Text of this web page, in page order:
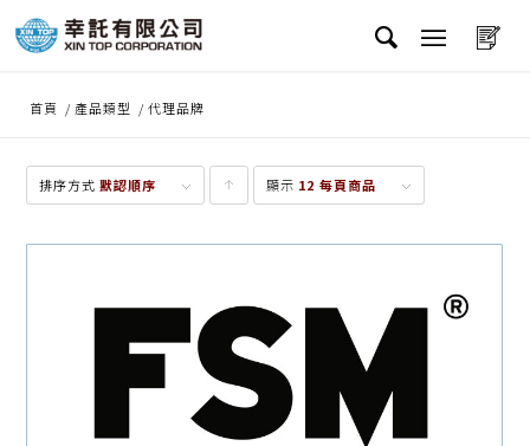
首頁 / 產品類型 / 代理品牌
排序方式默認順序
點
顯示 12 每頁商品